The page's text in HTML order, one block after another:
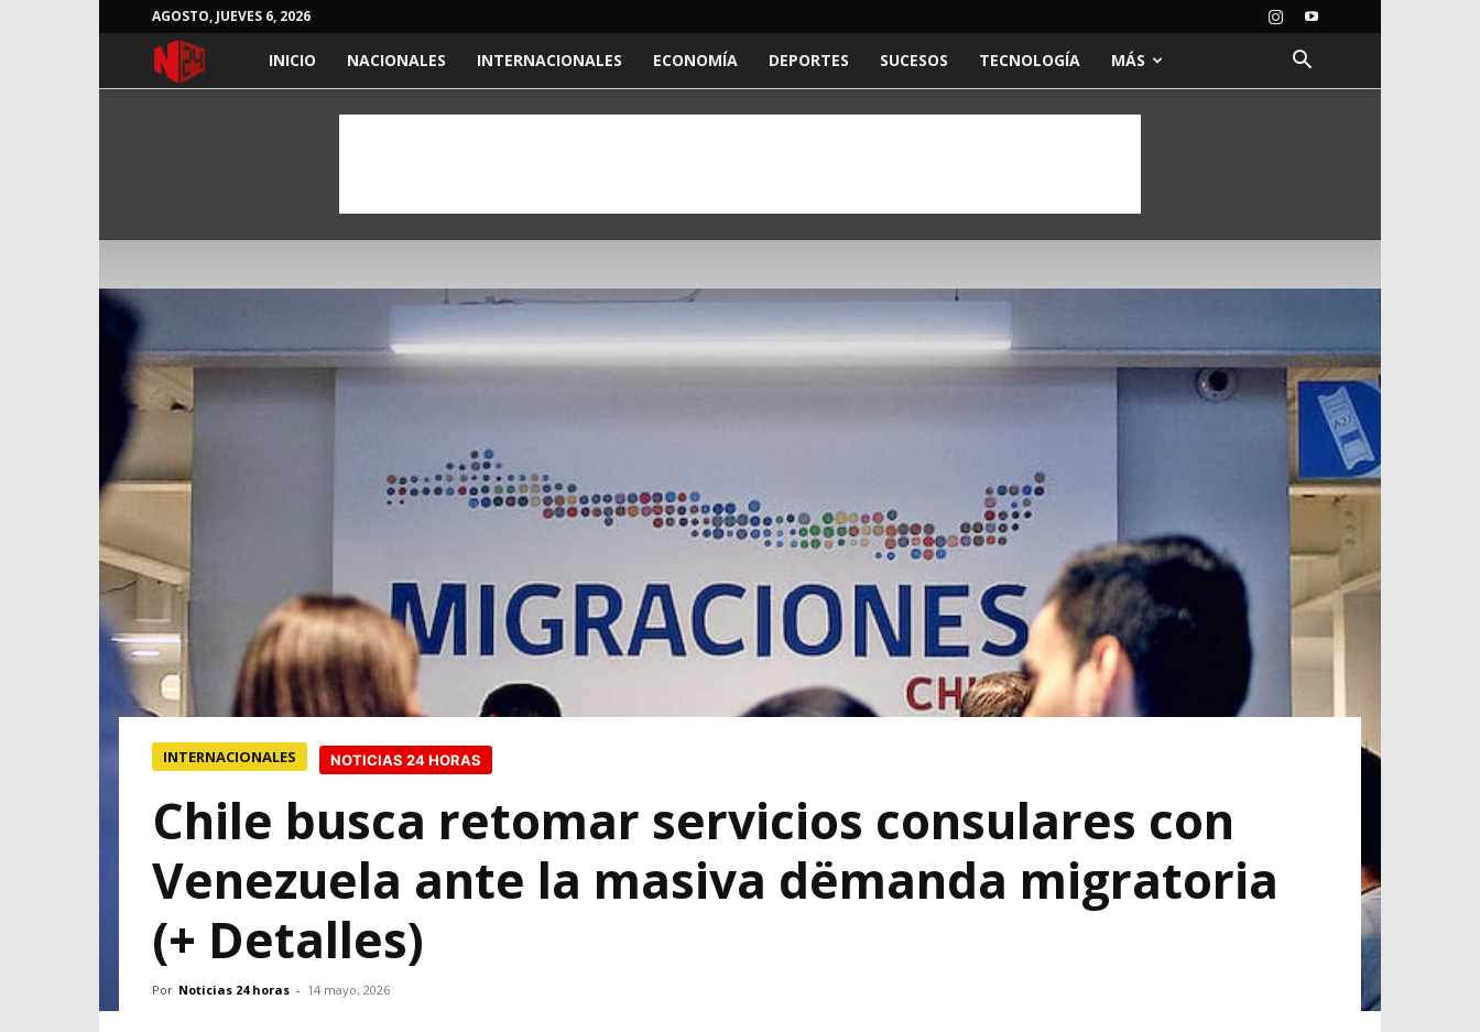
AGOSTO, JUEVES 6, 2026
NOTICIASINICIO NACIONALES INTERNACIONALES ECONOMÍA DEPORTES SUCESOS TECNOLOGÍA MÁS
INTERNACIONALES NOTICIAS 24 HORAS
Chile busca retomar servicios consulares con
Venezuela ante la masiva dëmanda migratoria
(+ Detalles)
Por Noticias 24 horas - 14 mayo, 2026